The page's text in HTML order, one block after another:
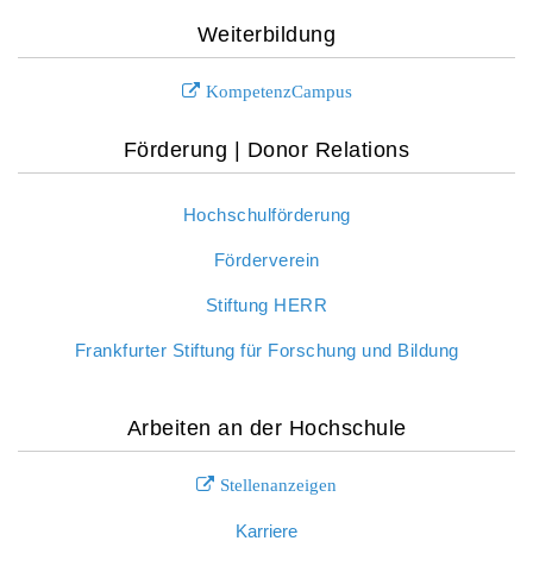
Weiterbildung
KompetenzCampus
Förderung | Donor Relations
Hochschulförderung
Förderverein
Stiftung HERR
Frankfurter Stiftung für Forschung und Bildung
Arbeiten an der Hochschule
Stellenanzeigen
Karriere